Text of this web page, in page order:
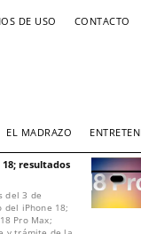
DE USO CONTACTO
EL MADRAZO
resultados
del 3 de
del iPhone 18;
Pro Max;